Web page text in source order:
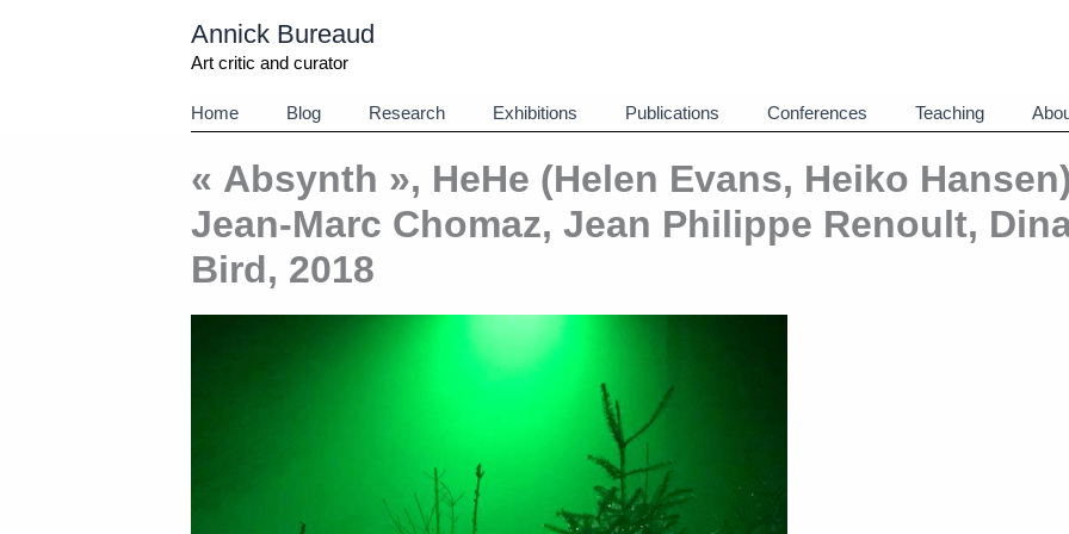
Annick Bureaud
Art critic and curator
Home Blog Research Exhibitions Publications Conferences Teaching
« Absynth », HeHe (Helen Evans, Heiko
Jean-Marc Chomaz, Jean Philippe Renoult,
Bird, 2018